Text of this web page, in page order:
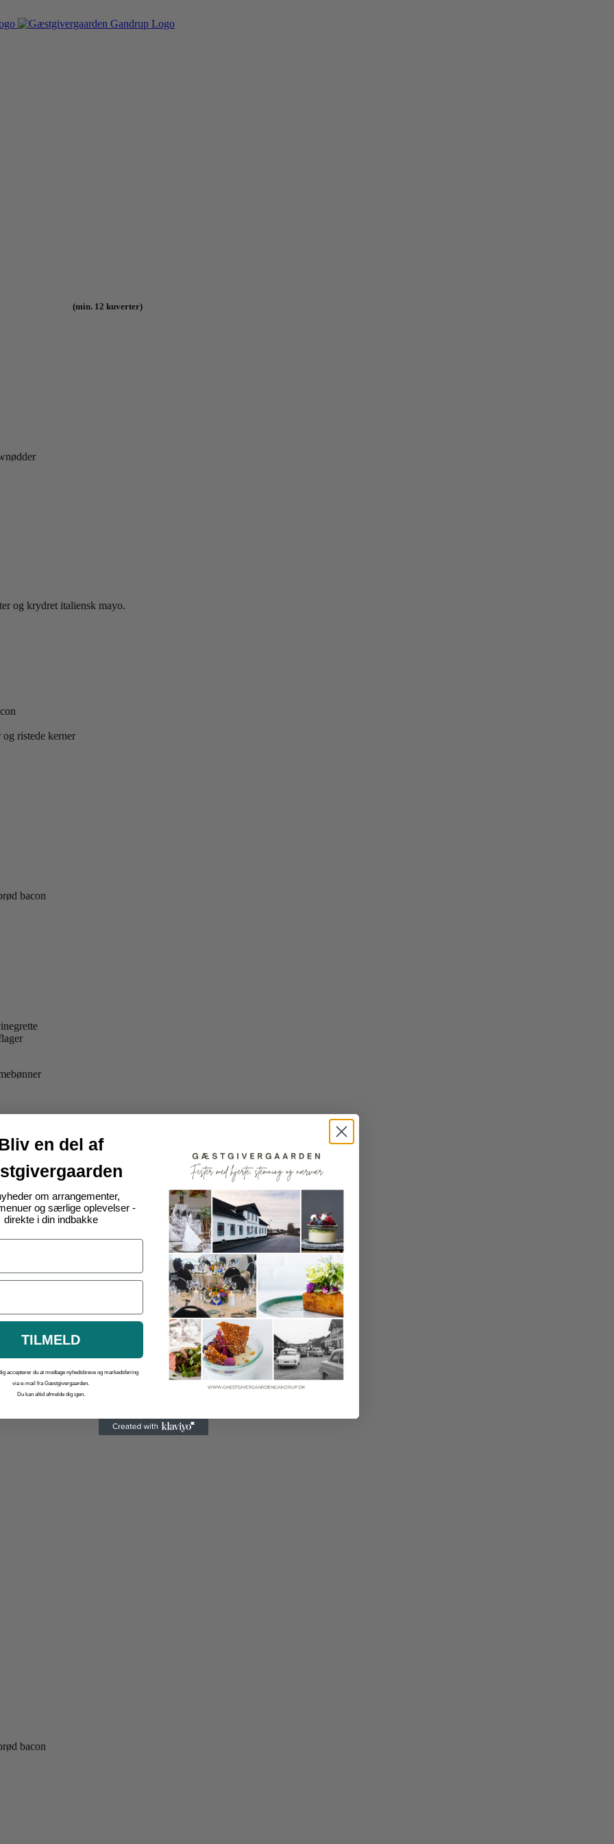
(min. 12 kuverter)
og krydret italiensk mayo.
ristede kerner
bacon
tomater, pesto og grissini
og krydret italiensk mayo.
bacon
en del af
om arrangementer,
og særlige oplevelser -
direkte i din indbakke
TILMELD
accepterer du at modtage nyhedsbreve og markedsføring
via e-mail fra Gæstgivergaarden.
Du kan altid afmelde dig igen.